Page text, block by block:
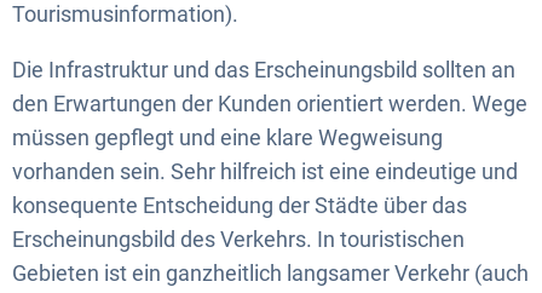
Tourismusinformation).
Die Infrastruktur und das Erscheinungsbild sollten an
den Erwartungen der Kunden orientiert werden. Wege
müssen gepflegt und eine klare Wegweisung
vorhanden sein. Sehr hilfreich ist eine eindeutige und
konsequente Entscheidung der Städte über das
Erscheinungsbild des Verkehrs. In touristischen
Gebieten ist ein ganzheitlich langsamer Verkehr (auch